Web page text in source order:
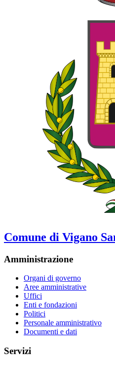
Comune di Vigano
Amministrazione
Organi di governo
Aree amministrative
Uffici
Enti e fondazioni
Politici
Personale amministrativo
Documenti e dati
Servizi